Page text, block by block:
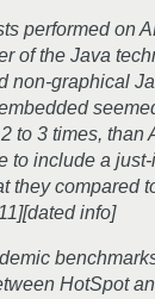
performed on
of the Java
non-graphical
to 3 times, than
to include a
they compared
info]
HotSpot